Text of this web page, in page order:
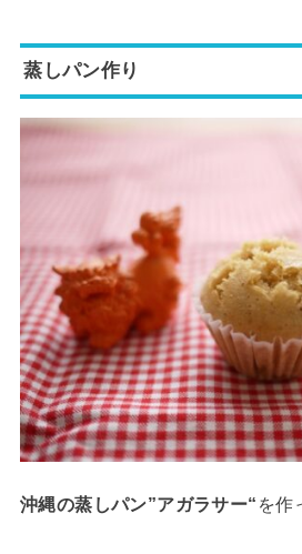
蒸しパン作り
沖縄の蒸しパン”アガラサー“ を作